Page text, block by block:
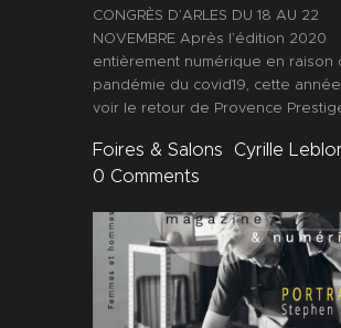
CONGRÈS D’ARLES DU 18 AU 22
NOVEMBRE Après l’édition 2020
entièrement numérique en raison
pandémie du covid19, cette année
voir le retour de Provence
Foires & Salons
Cyrille
0 Comments